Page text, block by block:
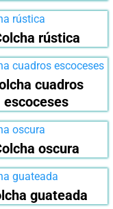
rústica
cuadros
escoceses
oscura
guateada